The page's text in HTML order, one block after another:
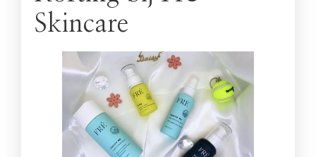
Skincare